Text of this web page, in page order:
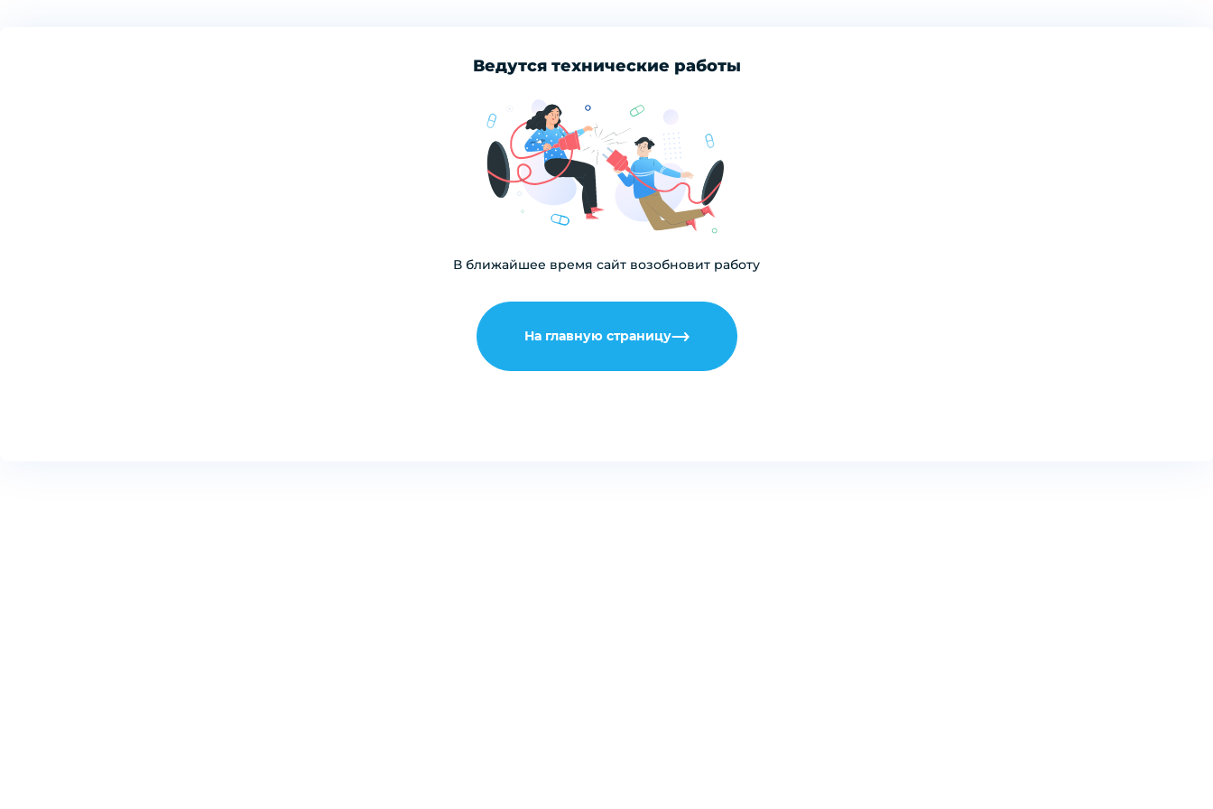
Ведутся технические работы
В ближайшее время сайт возобновит работу
На главную страницу